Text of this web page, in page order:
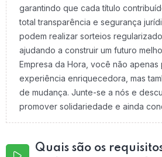
garantindo que cada título
total transparência e segurança
podem realizar sorteios
ajudando a construir um futuro
Empresa da Hora, você não apenas
experiência enriquecedora, mas
de mudança. Junte-se a nós e
promover solidariedade e ainda
Quais são os